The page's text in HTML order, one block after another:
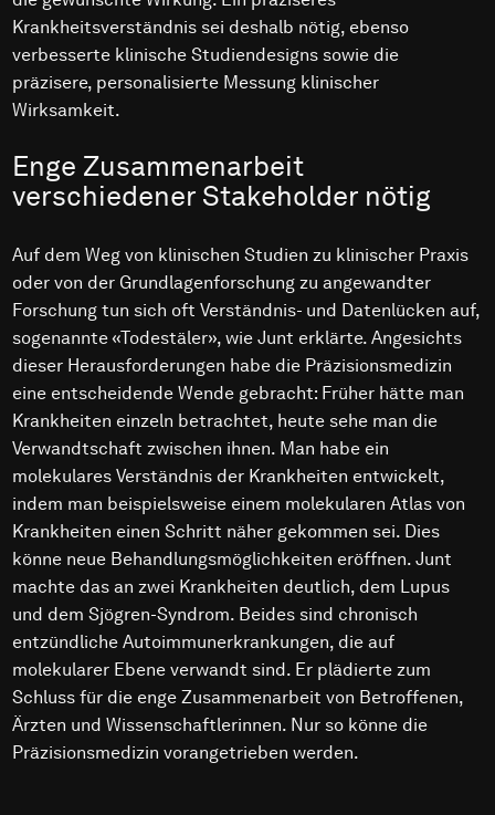
Krankheitsverständnis sei deshalb nötig, ebenso
verbesserte klinische Studiendesigns sowie die
präzisere, personalisierte Messung klinischer
Wirksamkeit.
Enge Zusammenarbeit
verschiedener Stakeholder nötig
Auf dem Weg von klinischen Studien zu klinischer Praxis
oder von der Grundlagenforschung zu angewandter
Forschung tun sich oft Verständnis- und Datenlücken auf,
sogenannte «Todestäler», wie Junt erklärte. Angesichts
dieser Herausforderungen habe die Präzisionsmedizin
eine entscheidende Wende gebracht: Früher hätte man
Krankheiten einzeln betrachtet, heute sehe man die
Verwandtschaft zwischen ihnen. Man habe ein
molekulares Verständnis der Krankheiten entwickelt,
indem man beispielsweise einem molekularen Atlas von
Krankheiten einen Schritt näher gekommen sei. Dies
könne neue Behandlungsmöglichkeiten eröffnen. Junt
machte das an zwei Krankheiten deutlich, dem Lupus
und dem Sjögren-Syndrom. Beides sind chronisch
entzündliche Autoimmunerkrankungen, die auf
molekularer Ebene verwandt sind. Er plädierte zum
Schluss für die enge Zusammenarbeit von Betroffenen,
Ärzten und Wissenschaftlerinnen. Nur so könne die
Präzisionsmedizin vorangetrieben werden.